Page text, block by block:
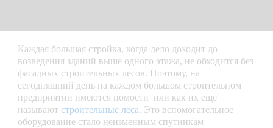
Каждая большая стройка, когда дело доходит до
возведения зданий выше одного этажа, не обходится без
фасадных строительных лесов. Поэтому, на
сегодняшний день на каждом большом строительном
предприятии имеются помости или как их еще
называют строительные леса. Это вспомогательное
оборудование стало неизменным спутникам